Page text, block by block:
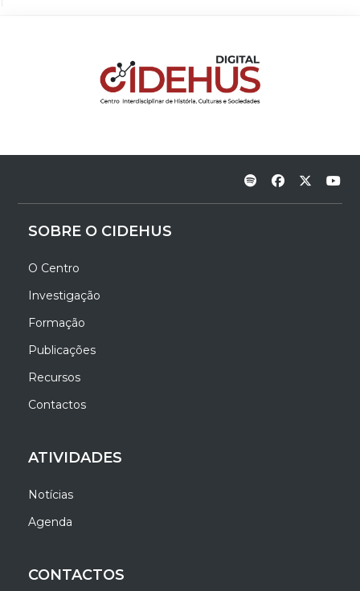
SOBRE O CIDEHUS
O Centro
Investigação
Formação
Publicações
Recursos
Contactos
ATIVIDADES
Notícias
Agenda
CONTACTOS